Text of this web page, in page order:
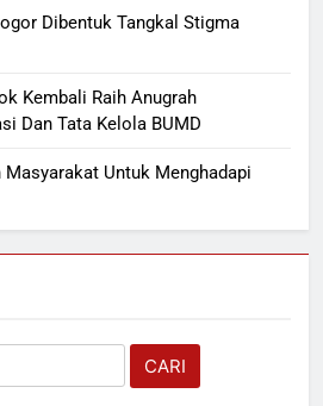
Dibentuk Tangkal Stigma
Kembali Raih Anugrah
Dan Tata Kelola BUMD
Untuk Menghadapi